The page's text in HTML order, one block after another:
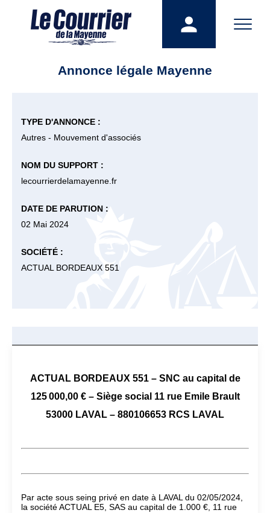
Annonce légale Mayenne
TYPE D'ANNONCE :
Autres - Mouvement d'associés
NOM DU SUPPORT :
lecourrierdelamayenne.fr
DATE DE PARUTION :
02 Mai 2024
SOCIÉTÉ :
ACTUAL BORDEAUX 551
ACTUAL BORDEAUX 551 – SNC au capital de
125 000,00 € – Siège social 11 rue Emile Brault
53000 LAVAL – 880106653 RCS LAVAL
Par acte sous seing privé en date à LAVAL du 02/05/2024,
la société ACTUAL E5, SAS au capital de 1.000 €, 11 rue